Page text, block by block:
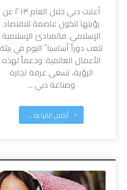
أعلنت دبي خلال العام ٢٠١٣ عن
رؤيتها لتكون عاصمة للاقتصاد
الإسلامي. فالمبادئ الإسلامية
تلعب دوراً أساسيا ً اليوم في بيئة
الأعمال العالمية. ودعماً لهذه
الرؤية، تسعى غرفة تجارة
وصناعة دبي ...
أكمل القراءة ...